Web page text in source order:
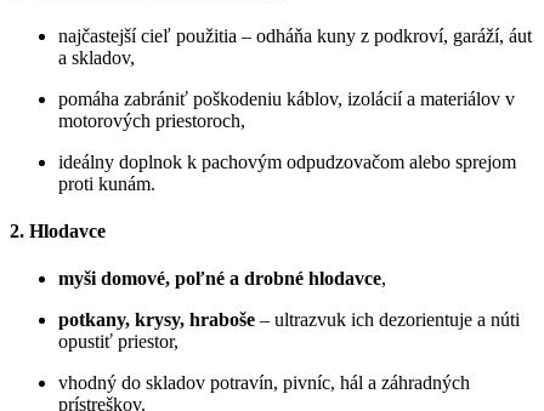
najčastejší cieľ použitia – odháňa kuny z podkroví, garáží, áut
a skladov,
pomáha zabrániť poškodeniu káblov, izolácií a materiálov v
motorových priestoroch,
ideálny doplnok k pachovým odpudzovačom alebo sprejom
proti kunám.
2. Hlodavce
myši domové, poľné a drobné hlodavce,
potkany, krysy, hraboše – ultrazvuk ich dezorientuje a núti
opustiť priestor,
vhodný do skladov potravín, pivníc, hál a záhradných
prístreškov.